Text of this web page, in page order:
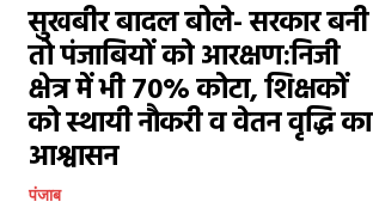
सुखबीर बादल बोले- सरकार बनी
तो पंजाबियों को आरक्षण:निजी
क्षेत्र में भी 70% कोटा, शिक्षकों
को स्थायी नौकरी व वेतन वृद्धि का
आश्वासन
पंजाब